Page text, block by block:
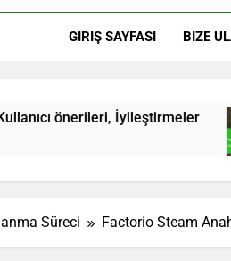
GIRIŞ SAYFASI BIZE
İyileştirmeler
Süreci Factorio Steam